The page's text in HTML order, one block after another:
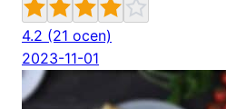
4.2 (21 ocen)
2023-11-01